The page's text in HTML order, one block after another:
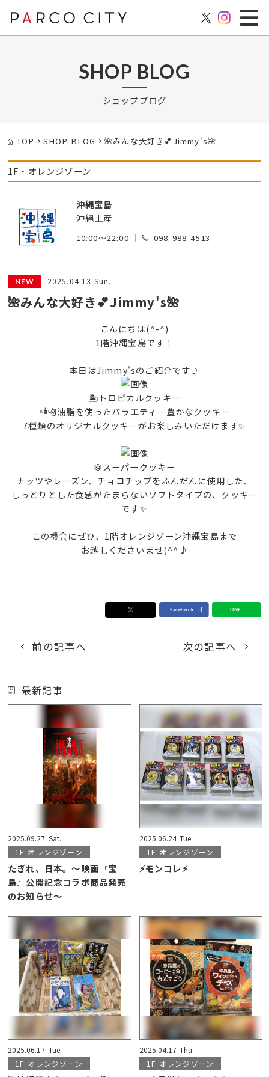
SHOP BLOG
ショップブログ
TOP SHOP BLOG 🌺みんな大好き💕Jimmy's🌺
1F・オレンジゾーン
沖縄宝島
沖縄土産
10:00～22:00 098-988-4513
2025.04.13 Sun.
🌺みんな大好き💕Jimmy's🌺
こんにちは(^-^)
1階沖縄宝島です！
本日はJimmy'sのご紹介です♪
🏝トロピカルクッキー
植物油脂を使ったバラエティー豊かなクッキー
7種類のオリジナルクッキーがお楽しみいただけます✨
🍪スーパークッキー
ナッツやレーズン、チョコチップをふんだんに使用した、
しっとりとした食感がたまらないソフトタイプの、クッキー
です✨
この機会にぜひ、1階オレンジゾーン沖縄宝島まで
お越しくださいませ(^^♪
前の記事へ 次の記事へ
最新記事
2025.09.27 Sat.
1F オレンジゾーン
たぎれ、日本。～映画『宝
島』公開記念コラボ商品発売
のお知らせ～
2025.06.24 Tue.
1F オレンジゾーン
⚡モンコレ⚡
2025.06.17 Tue.
1F オレンジゾーン
2025.04.17 Thu.
1F オレンジゾーン